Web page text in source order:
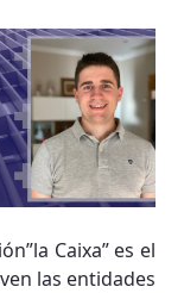
Caixa” es el
las entidades